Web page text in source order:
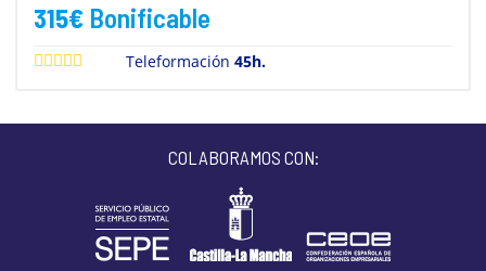
315€ Bonificable
Teleformación45h.
COLABORAMOS CON: